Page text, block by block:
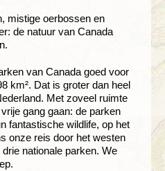
mistige oerbossen en
de natuur van Canada
van Canada goed voor
km². Dat is groter dan heel
Met zoveel ruimte
gang gaan: de parken
fantastische wildlife, op het
onze reis door het westen
nationale parken. We